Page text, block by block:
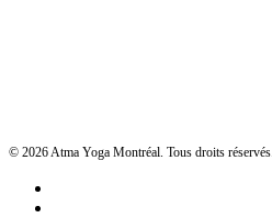
© 2026 Atma Yoga Montréal. Tous droits réservés.